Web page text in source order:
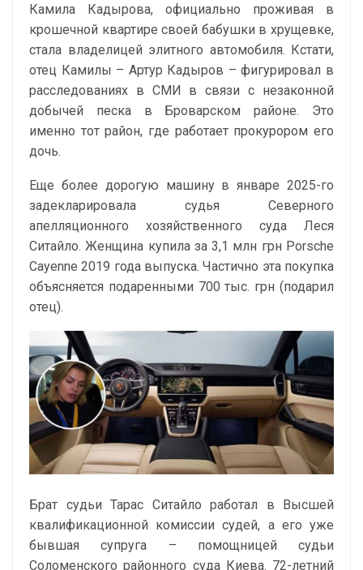
Камила Кадырова, официально проживая в
крошечной квартире своей бабушки в хрущевке,
стала владелицей элитного автомобиля. Кстати,
отец Камилы – Артур Кадыров – фигурировал в
расследованиях в СМИ в связи с незаконной
добычей песка в Броварском районе. Это
именно тот район, где работает прокурором его
дочь.
Еще более дорогую машину в январе 2025-го
задекларировала судья Северного
апелляционного хозяйственного суда Леся
Ситайло. Женщина купила за 3,1 млн грн Porsche
Cayenne 2019 года выпуска. Частично эта покупка
объясняется подаренными 700 тыс. грн (подарил
отец).
Брат судьи Тарас Ситайло работал в Высшей
квалификационной комиссии судей, а его уже
бывшая супруга – помощницей судьи
Соломенского районного суда Киева. 72-летний